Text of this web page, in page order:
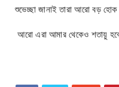
শুভেচ্ছা জানাই তারা আরো বড়
আরো এরা আমার থেকেও শতায়ু